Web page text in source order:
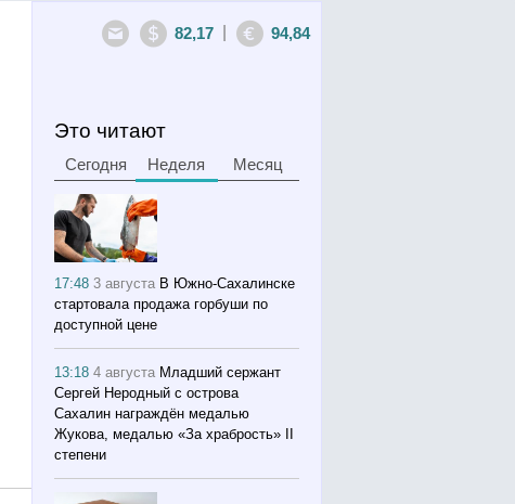
82,17 94,84
Это читают
Сегодня Неделя Месяц
17:483 августа В Южно-Сахалинске
стартовала продажа горбуши по
доступной цене
13:184 августа Младший сержант
Сергей Неродный с острова
Сахалин награждён медалью
Жукова, медалью «За храбрость» II
степени